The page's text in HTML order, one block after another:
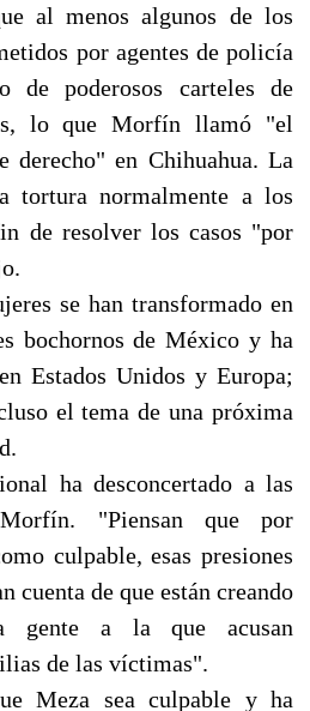
al menos algunos de los
por agentes de policía
de poderosos carteles de
lo que Morfín llamó "el
derecho" en Chihuahua. La
tortura normalmente a los
de resolver los casos "por
se han transformado en
bochornos de México y ha
Estados Unidos y Europa;
el tema de una próxima
ha desconcertado a las
"Piensan que por
culpable, esas presiones
cuenta de que están creando
gente a la que acusan
de las víctimas".
Meza sea culpable y ha